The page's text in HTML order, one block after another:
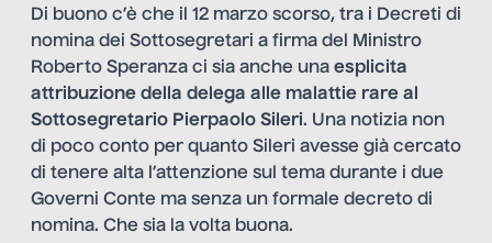
Di buono c’è che il 12 marzo scorso, tra i Decreti di
nomina dei Sottosegretari a firma del Ministro
Roberto Speranza ci sia anche una esplicita
attribuzione della delega alle malattie rare al
Sottosegretario Pierpaolo Sileri. Una notizia non
di poco conto per quanto Sileri avesse già cercato
di tenere alta l’attenzione sul tema durante i due
Governi Conte ma senza un formale decreto di
nomina. Che sia la volta buona.